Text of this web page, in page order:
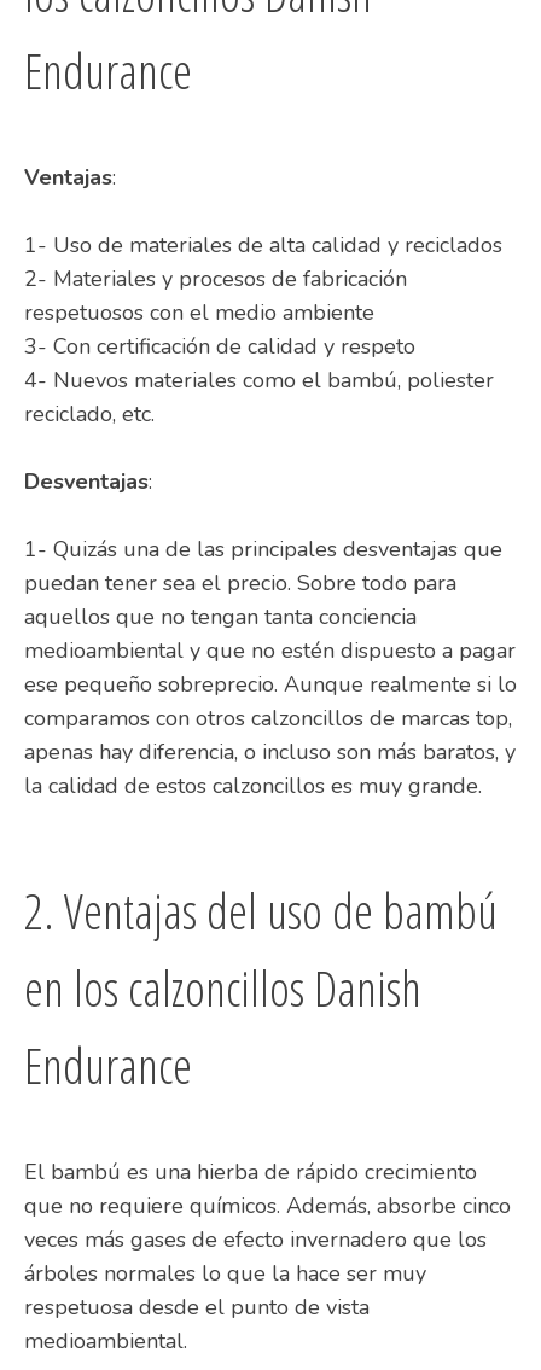
Endurance
Ventajas:
1- Uso de materiales de alta calidad y reciclados
2- Materiales y procesos de fabricación
respetuosos con el medio ambiente
3- Con certificación de calidad y respeto
4- Nuevos materiales como el bambú, poliester
reciclado, etc.
Desventajas:
1- Quizás una de las principales desventajas que
puedan tener sea el precio. Sobre todo para
aquellos que no tengan tanta conciencia
medioambiental y que no estén dispuesto a pagar
ese pequeño sobreprecio. Aunque realmente si lo
comparamos con otros calzoncillos de marcas top,
apenas hay diferencia, o incluso son más baratos, y
la calidad de estos calzoncillos es muy grande.
2. Ventajas del uso de bambú
en los calzoncillos Danish
Endurance
El bambú es una hierba de rápido crecimiento
que no requiere químicos. Además, absorbe cinco
veces más gases de efecto invernadero que los
árboles normales lo que la hace ser muy
respetuosa desde el punto de vista
medioambiental.